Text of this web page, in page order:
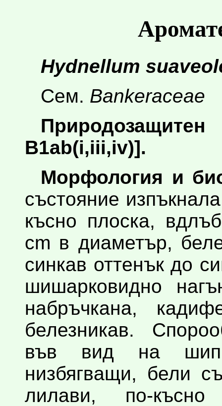
Hydnellum
Сем. Bankeraceae
B1ab(i,iii,iv)].
Морфология и
състояние
късно плоска,
cm в диаметър,
синкав оттенък до
шишарковидно
набръчкана,
белезникав.
във вид на
низбягващи, бели
лилави, по-